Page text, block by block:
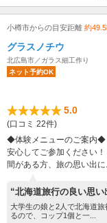
小樽市からの目安距離 約
グラスノチウ
北広島市／ガラス細工作り
ネット予約OK
5.0
(口コミ 22件)
◆体験メニューのご案内◆
安心してご参加ください
間がある方、旅の思い出に...
“北海道旅行の良い思
大学生の娘と2人で北海道
るので、コップ1個と一...